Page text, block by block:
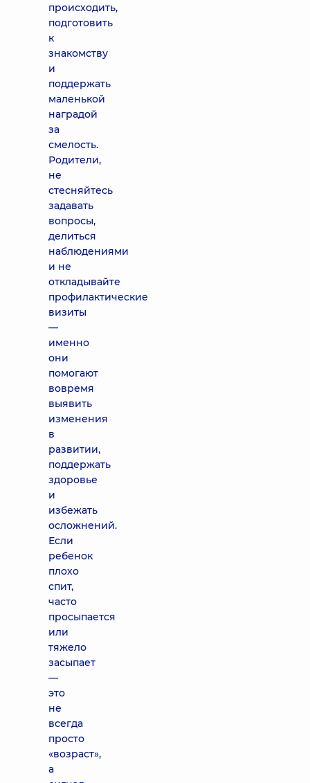
происходить,
подготовить
к
знакомству
и
поддержать
маленькой
наградой
за
смелость.
Родители,
не
стесняйтесь
задавать
вопросы,
делиться
наблюдениями
и не
откладывайте
профилактические
визиты
—
именно
они
помогают
вовремя
выявить
изменения
в
развитии,
поддержать
здоровье
и
избежать
осложнений.
Если
ребенок
плохо
спит,
часто
просыпается
или
тяжело
засыпает
—
это
не
всегда
просто
«возраст»,
а